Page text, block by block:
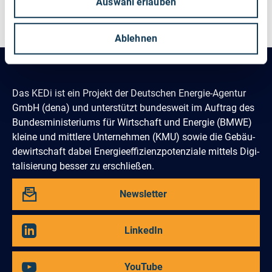
Ablehnen
Das KEDi ist ein Projekt der Deutschen Energie-Agentur
GmbH (dena) und un­terstützt bundes­weit im Auftrag des
Bun­des­­minis­teriums für Wirtschaft und Energie (BMWE)
kleine und mittlere Unter­nehmen (KMU) sowie die Gebäu­
de­­wirtschaft dabei Energie­effi­zienz­poten­ziale mittels Digi­
tali­sierung besser zu erschließen.
unseren
Newsletter
uns
LinkedIn
YouTube